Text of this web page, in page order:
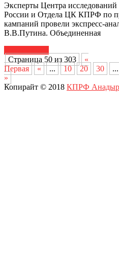
Эксперты Центра исследований
России и Отдела ЦК КПРФ по
кампаний провели экспресс-
В.В.Путина. Объединенная
Страница 50 из 303
«
Первая
« ... 10 20 30 ...
»
Копирайт © 2018 КПРФ